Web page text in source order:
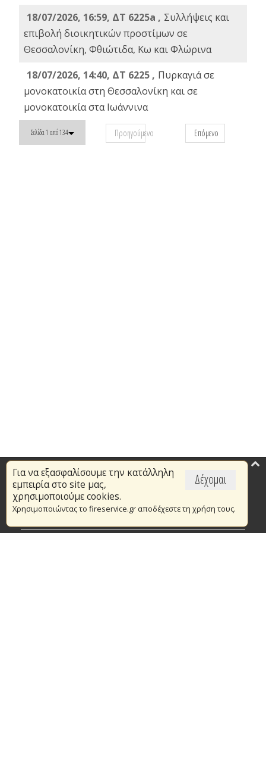
18/07/2026, 16:59, ΔT 6225a , Συλλήψεις και
επιβολή διοικητικών προστίμων σε
Θεσσαλονίκη, Φθιώτιδα, Κω και Φλώρινα
18/07/2026, 14:40, ΔΤ 6225 , Πυρκαγιά σε
μονοκατοικία στη Θεσσαλονίκη και σε
μονοκατοικία στα Ιωάννινα
Σελίδα 1 από 134 Προηγούμενο Επόμενο
Δέχομαι
Για να εξασφαλίσουμε την κατάλληλη
εμπειρία στο site μας,
χρησιμοποιούμε cookies.
Χρησιμοποιώντας το fireservice.gr αποδέχεστε τη χρήση τους.
Επικαιρότητα
Το Πυροσβεστικό Σώμα